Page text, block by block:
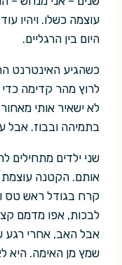
עוצמה כשלו. ויהיו
היום בין הרגליים.
כשהגיע האינטרנט
לרוץ מהר קדימה
לא ישאיר אותי
בתמיהה ובבוז. אבל
שני ילדים מתחילים
אותם. הקטנה עוצמת
קרח בגודל ראש טס
לבכות, אפו מדמם
אבל האב, אחרי רגע
שמץ מן האימה. היא